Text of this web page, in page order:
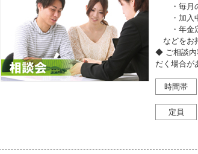
・毎月
・加入中
・年金定
などをお
◆ ご相談内
だく場合が
時間帯
定員